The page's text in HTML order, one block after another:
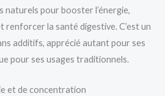
naturels pour booster l’énergie,
la santé digestive. C’est un
additifs, apprécié autant pour ses
pour ses usages traditionnels.
et de concentration